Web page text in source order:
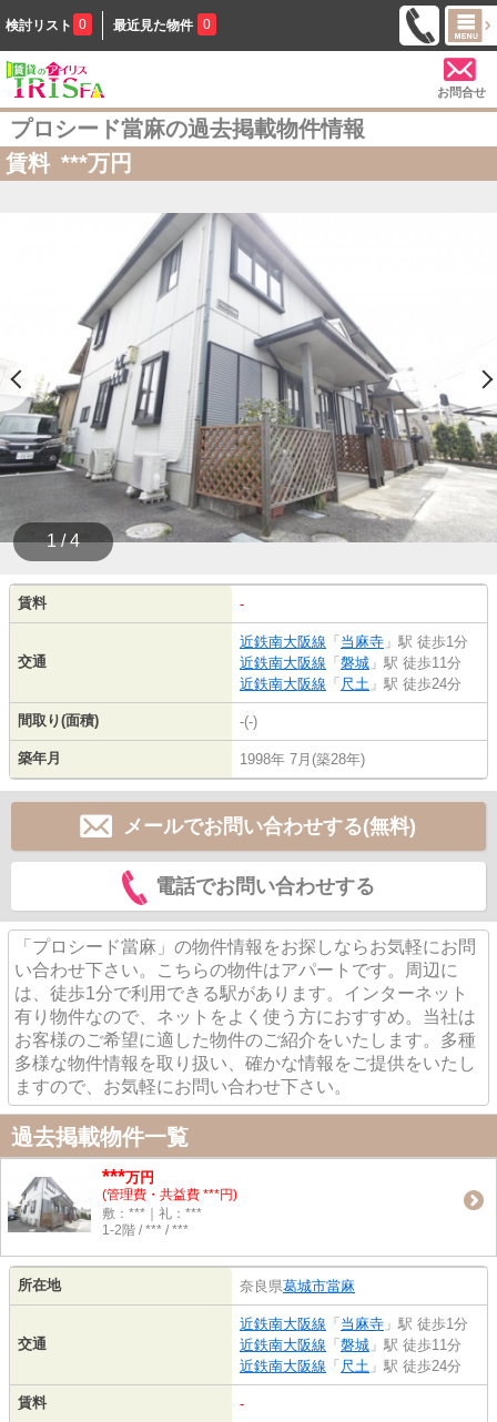
検討リスト 0 最近見た物件 0
お問合せ
プロシード當麻の過去掲載物件情報
賃料 ***万円
1 / 4
賃料 -
交通
近鉄南大阪線 「 当麻寺 」駅 徒歩1分
近鉄南大阪線 「 磐城 」駅 徒歩11分
近鉄南大阪線 「 尺土 」駅 徒歩24分
間取り(面積) -(-)
築年月 1998年 7月(築28年)
メールでお問い合わせする(無料)
電話でお問い合わせする
「プロシード當麻」の物件情報をお探しならお気軽にお問
い合わせ下さい。こちらの物件はアパートです。周辺に
は、徒歩1分で利用できる駅があります。インターネット
有り物件なので、ネットをよく使う方におすすめ。当社は
お客様のご希望に適した物件のご紹介をいたします。多種
多様な物件情報を取り扱い、確かな情報をご提供をいたし
ますので、お気軽にお問い合わせ下さい。
過去掲載物件一覧
***万円
(管理費・共益費 ***円)
敷：***｜礼：***
1-2階 / *** / ***
所在地 奈良県葛城市當麻
交通
近鉄南大阪線 「 当麻寺 」駅 徒歩1分
近鉄南大阪線 「 磐城 」駅 徒歩11分
近鉄南大阪線 「 尺土 」駅 徒歩24分
賃料 -